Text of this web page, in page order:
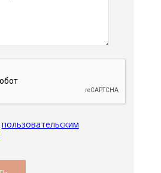
пользовательским